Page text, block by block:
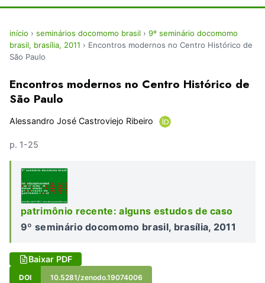
início › seminários docomomo brasil › 9º seminário docomomo
brasil, brasília, 2011 › Encontros modernos no Centro Histórico de
São Paulo
Encontros modernos no Centro Histórico de
São Paulo
Alessandro José Castroviejo Ribeiro
p. 1-25
patrimônio recente: alguns estudos de caso
9º seminário docomomo brasil, brasília, 2011
Baixar PDF
DOI 10.5281/zenodo.19074006